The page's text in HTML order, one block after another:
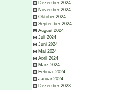
Dezember 2024
November 2024
Oktober 2024
September 2024
August 2024
Juli 2024
Juni 2024
Mai 2024
April 2024
März 2024
Februar 2024
Januar 2024
Dezember 2023